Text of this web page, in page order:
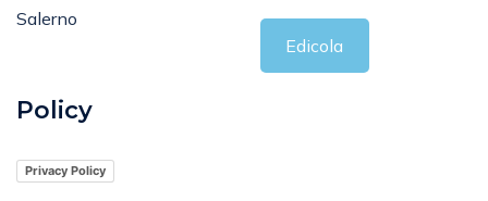
Salerno
Edicola
Policy
Privacy Policy